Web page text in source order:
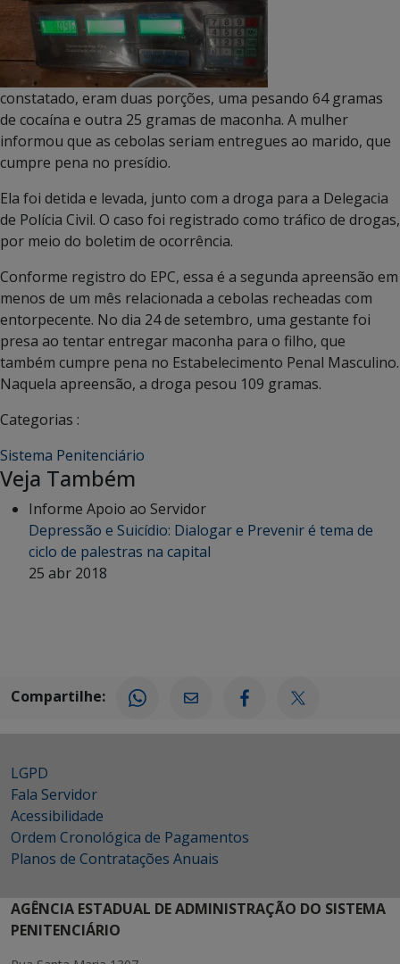
constatado, eram duas porções, uma pesando 64 gramas
de cocaína e outra 25 gramas de maconha. A mulher
informou que as cebolas seriam entregues ao marido, que
cumpre pena no presídio.
Ela foi detida e levada, junto com a droga para a Delegacia
de Polícia Civil. O caso foi registrado como tráfico de drogas,
por meio do boletim de ocorrência.
Conforme registro do EPC, essa é a segunda apreensão em
menos de um mês relacionada a cebolas recheadas com
entorpecente. No dia 24 de setembro, uma gestante foi
presa ao tentar entregar maconha para o filho, que
também cumpre pena no Estabelecimento Penal Masculino.
Naquela apreensão, a droga pesou 109 gramas.
Categorias :
Sistema Penitenciário
Veja Também
Informe Apoio ao Servidor
Depressão e Suicídio: Dialogar e Prevenir é tema de
ciclo de palestras na capital
25 abr 2018
Compartilhe:
LGPD
Fala Servidor
Acessibilidade
Ordem Cronológica de Pagamentos
Planos de Contratações Anuais
AGÊNCIA ESTADUAL DE ADMINISTRAÇÃO DO SISTEMA
PENITENCIÁRIO